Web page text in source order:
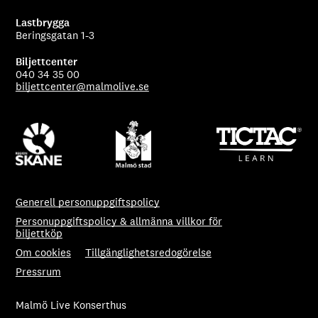
Lastbrygga
Beringsgatan 1-3
Biljettcenter
040 34 35 00
biljettcenter@malmolive.se
Generell personuppgiftspolicy
Personuppgiftspolicy & allmänna villkor för
biljettköp
Om cookies
Tillgänglighetsredogörelse
Pressrum
Malmö Live Konserthus